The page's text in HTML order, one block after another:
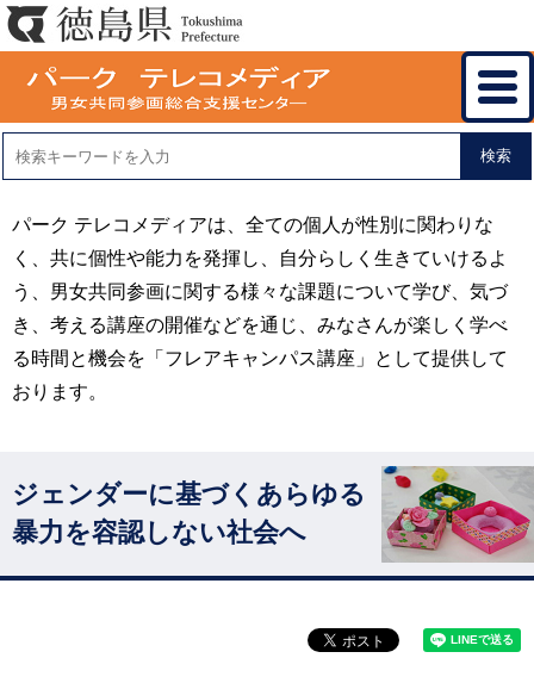
検索
パーク テレコメディアは、全ての個人が性別に関わりな
く、共に個性や能力を発揮し、自分らしく生きていけるよ
う、男女共同参画に関する様々な課題について学び、気づ
き、考える講座の開催などを通じ、みなさんが楽しく学べ
る時間と機会を「フレアキャンパス講座」として提供して
おります。
ジェンダーに基づくあらゆる
暴力を容認しない社会へ